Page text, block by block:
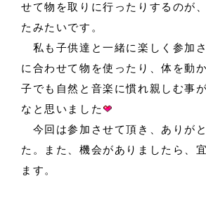
せて物を取りに行ったりするのが
たみたいです。
私も子供達と一緒に楽しく参加
に合わせて物を使ったり、体を動
子でも自然と音楽に慣れ親しむ事
なと思いました
今回は参加させて頂き、ありが
た。また、機会がありましたら、
ます。